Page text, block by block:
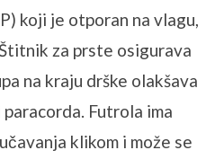
koji je otporan na vlagu,
za prste osigurava
na kraju drške olakšava
Futrola ima
klikom i može se